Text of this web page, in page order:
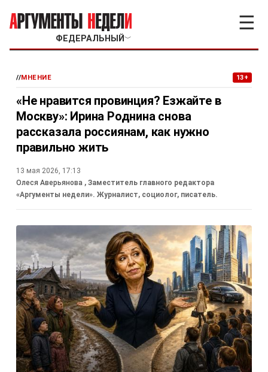
ФЕДЕРАЛЬНЫЙ ﹀
☰
//МНЕНИЕ 13+
«Не нравится провинция? Езжайте в
Москву»: Ирина Роднина снова
рассказала россиянам, как нужно
правильно жить
13 мая 2026, 17:13
Олеся Аверьянова , Заместитель главного редактора
«Аргументы недели». Журналист, социолог, писатель.